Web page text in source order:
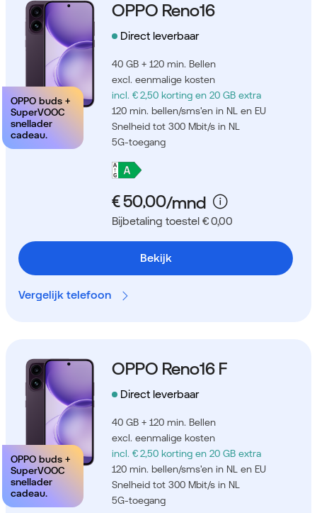
OPPO buds +
SuperVOOC
snellader
cadeau.
OPPO Reno16
Direct leverbaar
40 GB + 120 min. Bellen
excl. eenmalige kosten
incl. € 2,50 korting en 20 GB extra
120 min. bellen/sms'en in NL en EU
Snelheid tot 300 Mbit/s in NL
5G-toegang
Bijbetaling toestel € 0,00
Bekijk
Vergelijk telefoon
OPPO buds +
SuperVOOC
snellader
cadeau.
OPPO Reno16 F
Direct leverbaar
40 GB + 120 min. Bellen
excl. eenmalige kosten
incl. € 2,50 korting en 20 GB extra
120 min. bellen/sms'en in NL en EU
Snelheid tot 300 Mbit/s in NL
5G-toegang